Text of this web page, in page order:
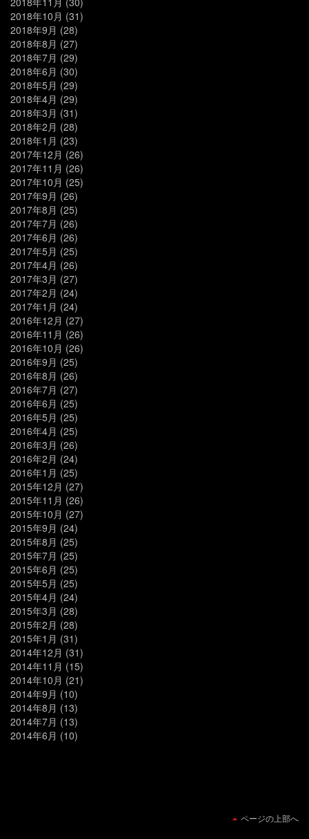
2018年10月 (31)
2018年9月 (28)
2018年8月 (27)
2018年7月 (29)
2018年6月 (30)
2018年5月 (29)
2018年4月 (29)
2018年3月 (31)
2018年2月 (28)
2018年1月 (23)
2017年12月 (26)
2017年11月 (26)
2017年10月 (25)
2017年9月 (26)
2017年8月 (25)
2017年7月 (26)
2017年6月 (26)
2017年5月 (25)
2017年4月 (26)
2017年3月 (27)
2017年2月 (24)
2017年1月 (24)
2016年12月 (27)
2016年11月 (26)
2016年10月 (26)
2016年9月 (25)
2016年8月 (26)
2016年7月 (27)
2016年6月 (25)
2016年5月 (25)
2016年4月 (25)
2016年3月 (26)
2016年2月 (24)
2016年1月 (25)
2015年12月 (27)
2015年11月 (26)
2015年10月 (27)
2015年9月 (24)
2015年8月 (25)
2015年7月 (25)
2015年6月 (25)
2015年5月 (25)
2015年4月 (24)
2015年3月 (28)
2015年2月 (28)
2015年1月 (31)
2014年12月 (31)
2014年11月 (15)
2014年10月 (21)
2014年9月 (10)
2014年8月 (13)
2014年7月 (13)
2014年6月 (10)
ページの上部へ